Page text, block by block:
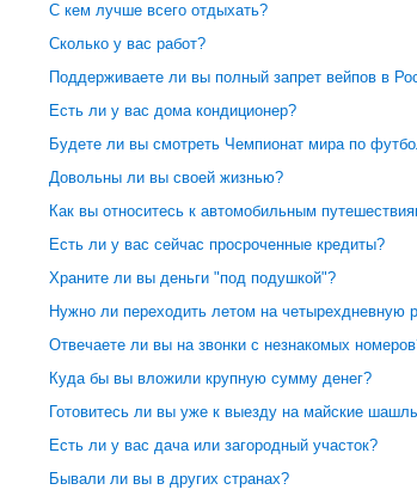
С кем лучше всего отдыхать?
Сколько у вас работ?
Поддерживаете ли вы полный запрет вейпов в
Есть ли у вас дома кондиционер?
Будете ли вы смотреть Чемпионат мира по
Довольны ли вы своей жизнью?
Как вы относитесь к автомобильным
Есть ли у вас сейчас просроченные кредиты?
Храните ли вы деньги "под подушкой"?
Нужно ли переходить летом на четырехдневную
Отвечаете ли вы на звонки с незнакомых
Куда бы вы вложили крупную сумму денег?
Готовитесь ли вы уже к выезду на майские
Есть ли у вас дача или загородный участок?
Бывали ли вы в других странах?